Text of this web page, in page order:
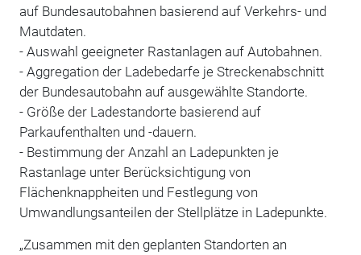
auf Bundesautobahnen basierend auf Verkehrs- und
Mautdaten.
- Auswahl geeigneter Rastanlagen auf Autobahnen.
- Aggregation der Ladebedarfe je Streckenabschnitt
der Bundesautobahn auf ausgewählte Standorte.
- Größe der Ladestandorte basierend auf
Parkaufenthalten und -dauern.
- Bestimmung der Anzahl an Ladepunkten je
Rastanlage unter Berücksichtigung von
Flächenknappheiten und Festlegung von
Umwandlungsanteilen der Stellplätze in Ladepunkte.
„Zusammen mit den geplanten Standorten an